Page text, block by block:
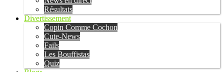
Résultats
Divertissement
Copin Comme Cochon
Cute-News
Fails
Les Bouffistas
Quiz